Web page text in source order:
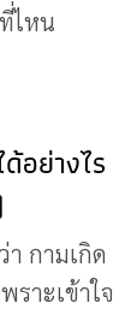
ไหน
อย่างไร
กามเกิด
าะเข้าใจ